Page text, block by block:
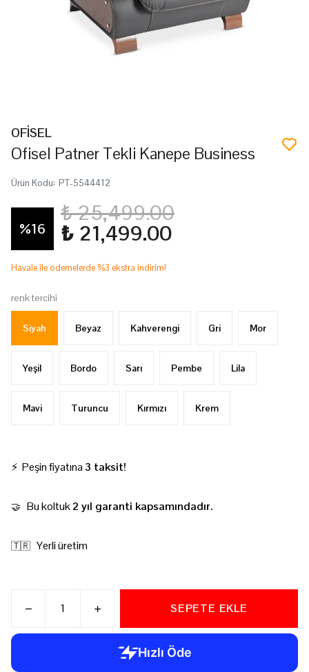
OFİSEL
Ofisel Patner Tekli Kanepe Business
Ürün Kodu: PT-5544412
%16
₺ 25,499.00
₺ 21,499.00
Havale ile ödemelerde %3 ekstra indirim!
renk tercihi
Siyah Beyaz Kahverengi Gri Mor
Yeşil Bordo Sarı Pembe Lila
Mavi Turuncu Kırmızı Krem
⚡ Peşin fiyatına 3 taksit!
🤝 Bu koltuk2 yıl garanti kapsamındadır.
🇹🇷 Yerli üretim
SEPETE EKLE